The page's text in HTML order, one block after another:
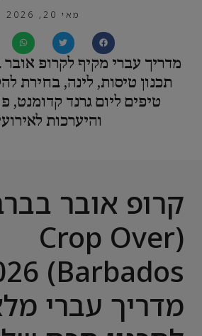
מאי 20, 2026
תכנון טיסות, לינה, בחירת
טיפים ליום גרנד קדומנט,
והיערכות
קרופ אובר
(Crop Over
מדריך עברי